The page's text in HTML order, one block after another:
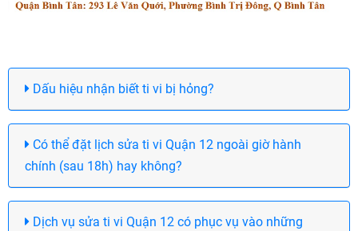
Dấu hiệu nhận biết ti vi bị hỏng?
Có thể đặt lịch sửa ti vi Quận 12 ngoài giờ hành
chính (sau 18h) hay không?
Dịch vụ sửa ti vi Quận 12 có phục vụ vào những